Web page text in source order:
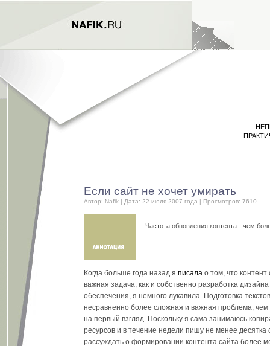
Если сайт не хочет умирать
Автор: Nafik | Дата: 22 июля 2007 года | Просмотров: 7610
Частота обновления контента - чем
Когда больше года назад я писала о том, что контент
важная задача, как и собственно разработка
обеспечения, я немного лукавила. Подготовка
несравненно более сложная и важная проблема, чем
на первый взгляд. Поскольку я сама занимаюсь
ресурсов и в течение недели пишу не менее десятка
рассуждать о формировании контента сайта более